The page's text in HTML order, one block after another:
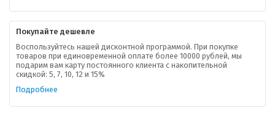
Покупайте дешевле
Воспользуйтесь нашей дисконтной программой. При покупке
товаров при единовременной оплате более 10000 рублей, мы
подарим вам карту постоянного клиента с накопительной
скидкой: 5, 7, 10, 12 и 15%
Подробнее
Контактная информация
В помощь покупателю
Форма обратной связи